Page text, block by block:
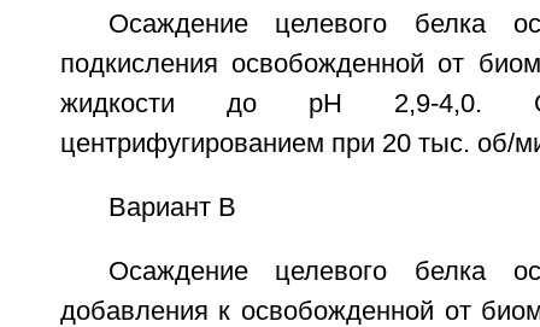
Осаждение целевого белка
подкисления освобожденной от
жидкости до рН 2,9-4,0.
центрифугированием при 20 тыс. об/
Вариант В
Осаждение целевого белка
добавления к освобожденной от